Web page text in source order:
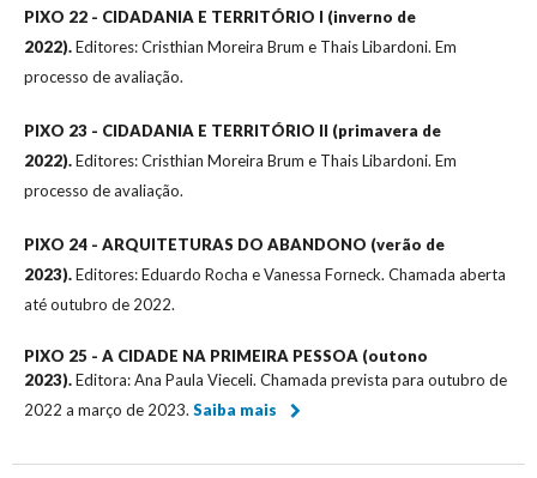
PIXO 22 - CIDADANIA E TERRITÓRIO I (inverno de
2022).Editores: Cristhian Moreira Brum e Thais Libardoni. Em
processo de avaliação.
PIXO 23 - CIDADANIA E TERRITÓRIO II (primavera de
2022).Editores: Cristhian Moreira Brum e Thais Libardoni. Em
processo de avaliação.
PIXO 24 - ARQUITETURAS DO ABANDONO (verão de
2023).Editores: Eduardo Rocha e Vanessa Forneck. Chamada aberta
até outubro de 2022.
PIXO 25 - A CIDADE NA PRIMEIRA PESSOA (outono
2023).Editora: Ana Paula Vieceli. Chamada prevista para outubro de
2022 a março de 2023. Saiba mais